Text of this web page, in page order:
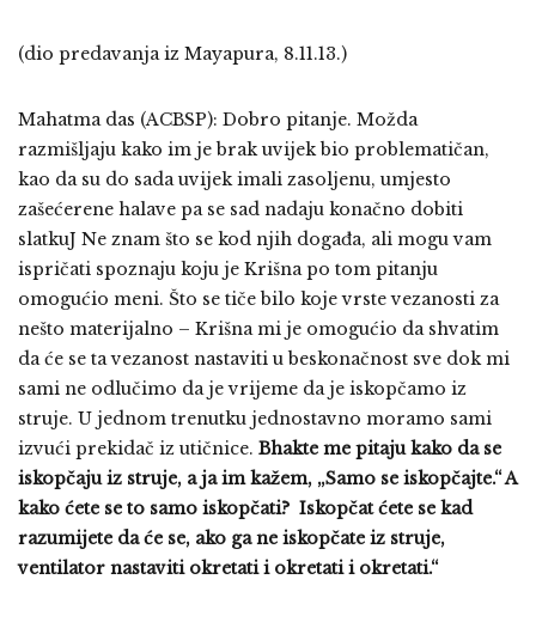
(dio predavanja iz Mayapura, 8.11.13.)
Mahatma das (ACBSP): Dobro pitanje. Možda
razmišljaju kako im je brak uvijek bio problematičan,
kao da su do sada uvijek imali zasoljenu, umjesto
zašećerene halave pa se sad nadaju konačno dobiti
slatkuJ Ne znam što se kod njih događa, ali mogu vam
ispričati spoznaju koju je Krišna po tom pitanju
omogućio meni. Što se tiče bilo koje vrste vezanosti za
nešto materijalno – Krišna mi je omogućio da shvatim
da će se ta vezanost nastaviti u beskonačnost sve dok mi
sami ne odlučimo da je vrijeme da je iskopčamo iz
struje. U jednom trenutku jednostavno moramo sami
izvući prekidač iz utičnice. Bhakte me pitaju kako da se
iskopčaju iz struje, a ja im kažem, „Samo se iskopčajte.“ A
kako ćete se to samo iskopčati? Iskopčat ćete se kad
razumijete da će se, ako ga ne iskopčate iz struje,
ventilator nastaviti okretati i okretati i okretati.“